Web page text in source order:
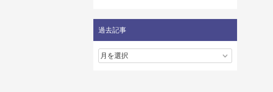
過去記事